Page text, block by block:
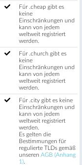
Für .cheap gibt es
keine
Einschränkungen und
kann von jedem
weltweit registriert
werden.
Für .church gibt es
keine
Einschränkungen und
kann von jedem
weltweit registriert
werden.
Für .city gibt es keine
Einschränkungen und
kann von jedem
weltweit registriert
werden.
Es gelten die
Bestimmungen für
regulierte TLDs gemäß
unseren AGB (Anhang
1)